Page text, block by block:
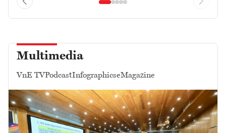
Multimedia
VnE TVPodcastInfographicseMagazine